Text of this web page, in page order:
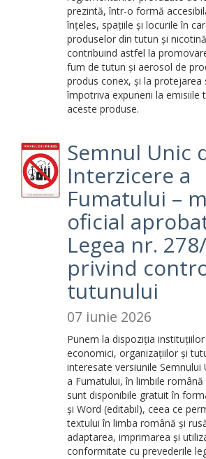
prezintă, într-o formă
înțeles, spațiile și locurile în
produselor din tutun și
contribuind astfel la
fum de tutun și aerosol de
produs conex, și la protejarea
împotriva expunerii la emisiile
aceste produse.
Semnul Unic
Interzicere a
Fumatului –
oficial
Legea nr.
privind
tutunului
07 iunie 2026
Punem la dispoziția
economici, organizațiilor și
interesate versiunile Semnului
a Fumatului, în limbile
sunt disponibile gratuit în
și Word (editabil), ceea ce
textului în limba română și
adaptarea, imprimarea și
conformitate cu prevederile